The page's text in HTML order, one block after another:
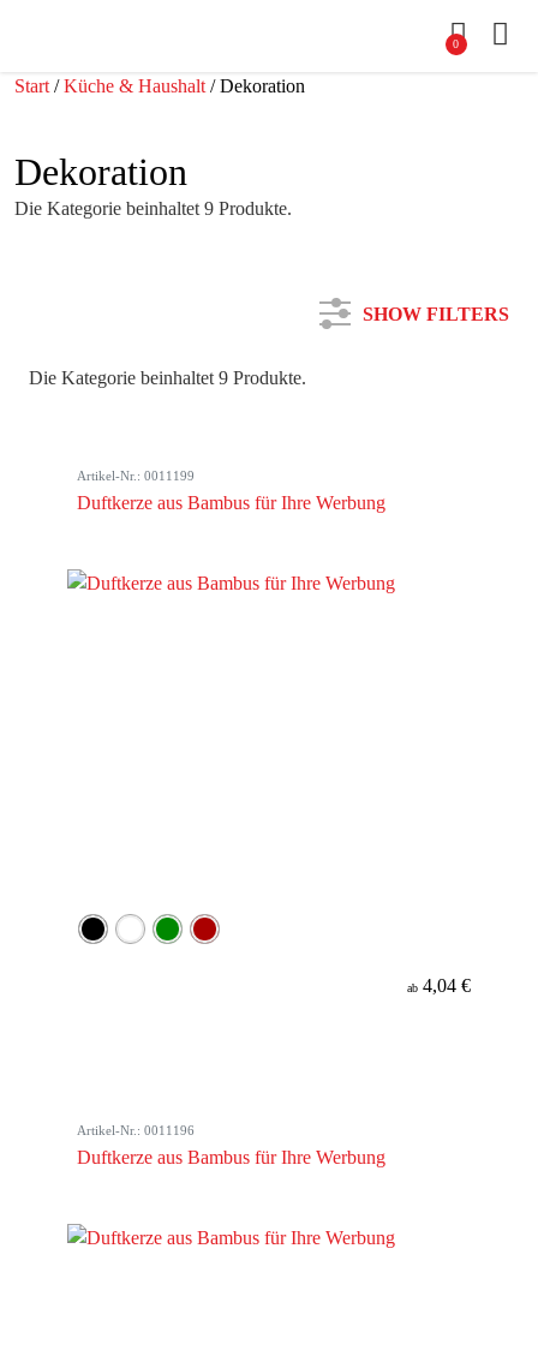
0
Start /Küche & Haushalt / Dekoration
Dekoration
Die Kategorie beinhaltet 9 Produkte.
SHOW FILTERS
Farbe
Die Kategorie beinhaltet 9 Produkte.
Artikel-Nr.: 0011199
Duftkerze aus Bambus für Ihre Werbung
ab 4,04 €
Artikel-Nr.: 0011196
Duftkerze aus Bambus für Ihre Werbung